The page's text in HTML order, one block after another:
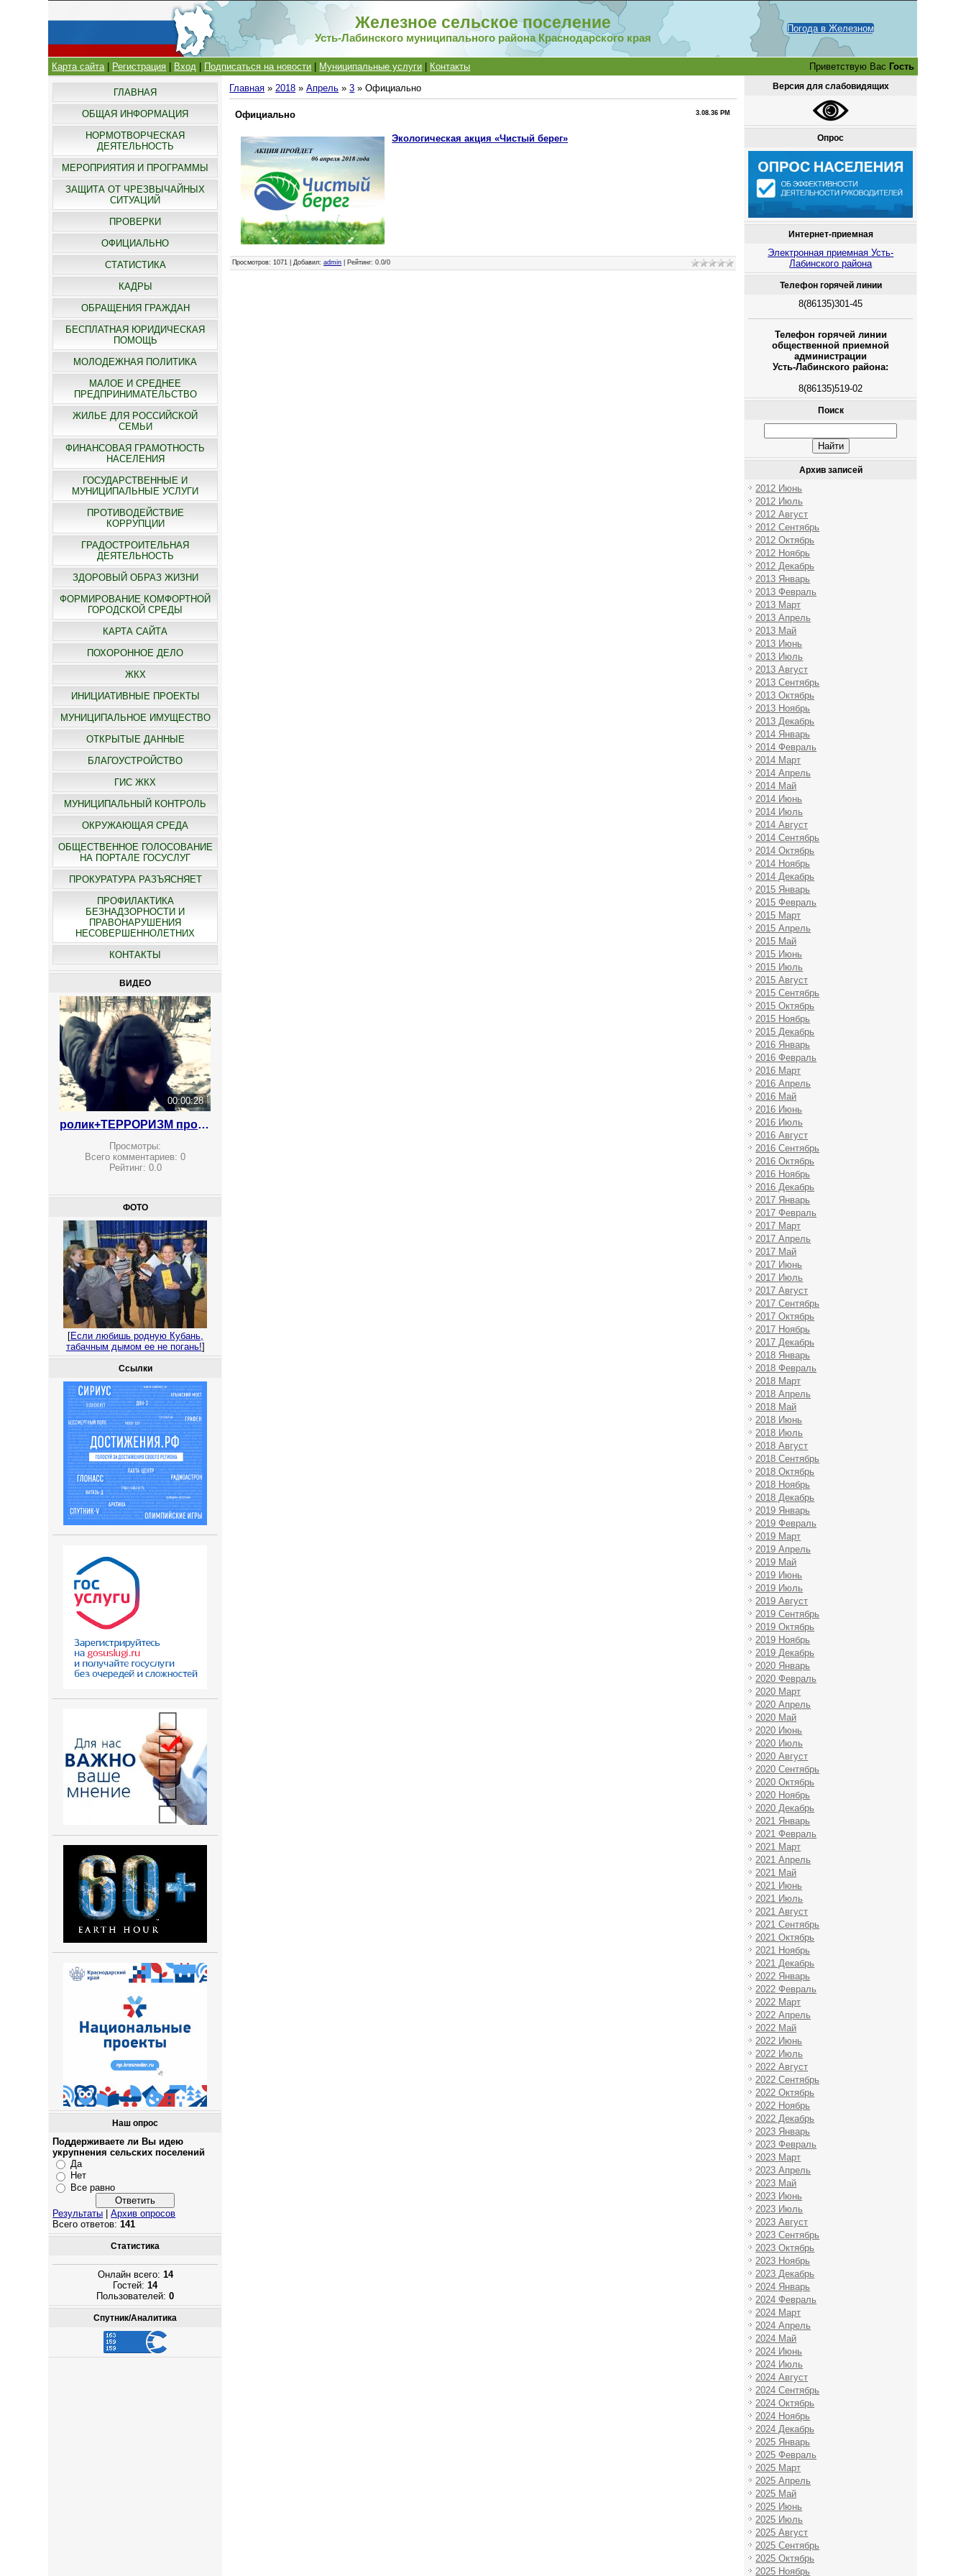
Железное сельское поселение
Усть-Лабинского муниципального района Краснодарского края
Погода в Железном
Карта сайта| Регистрация Вход Подписаться на новости Муниципальные услуги Контакты Приветствую Вас Гость
ГЛАВНАЯ
ОБЩАЯ ИНФОРМАЦИЯ
НОРМОТВОРЧЕСКАЯ
ДЕЯТЕЛЬНОСТЬ
МЕРОПРИЯТИЯ И ПРОГРАММЫ
ЗАЩИТА ОТ ЧРЕЗВЫЧАЙНЫХ
СИТУАЦИЙ
ПРОВЕРКИ
ОФИЦИАЛЬНО
СТАТИСТИКА
КАДРЫ
ОБРАЩЕНИЯ ГРАЖДАН
БЕСПЛАТНАЯ ЮРИДИЧЕСКАЯ
ПОМОЩЬ
МОЛОДЕЖНАЯ ПОЛИТИКА
МАЛОЕ И СРЕДНЕЕ
ПРЕДПРИНИМАТЕЛЬСТВО
ЖИЛЬЕ ДЛЯ РОССИЙСКОЙ
СЕМЬИ
ФИНАНСОВАЯ ГРАМОТНОСТЬ
НАСЕЛЕНИЯ
ГОСУДАРСТВЕННЫЕ И
МУНИЦИПАЛЬНЫЕ УСЛУГИ
ПРОТИВОДЕЙСТВИЕ
КОРРУПЦИИ
ГРАДОСТРОИТЕЛЬНАЯ
ДЕЯТЕЛЬНОСТЬ
ЗДОРОВЫЙ ОБРАЗ ЖИЗНИ
ФОРМИРОВАНИЕ КОМФОРТНОЙ
ГОРОДСКОЙ СРЕДЫ
КАРТА САЙТА
ПОХОРОННОЕ ДЕЛО
ЖКХ
ИНИЦИАТИВНЫЕ ПРОЕКТЫ
МУНИЦИПАЛЬНОЕ ИМУЩЕСТВО
ОТКРЫТЫЕ ДАННЫЕ
БЛАГОУСТРОЙСТВО
ГИС ЖКХ
МУНИЦИПАЛЬНЫЙ КОНТРОЛЬ
ОКРУЖАЮЩАЯ СРЕДА
ОБЩЕСТВЕННОЕ ГОЛОСОВАНИЕ
НА ПОРТАЛЕ ГОСУСЛУГ
ПРОКУРАТУРА РАЗЪЯСНЯЕТ
ПРОФИЛАКТИКА
БЕЗНАДЗОРНОСТИ И
ПРАВОНАРУШЕНИЯ
НЕСОВЕРШЕННОЛЕТНИХ
КОНТАКТЫ
ВИДЕО
00:00:28
ролик+ТЕРРОРИЗМ против вербовки
Просмотры:
Всего комментариев:0
Рейтинг: 0.0
ФОТО
[Если любишь родную Кубань,
табачным дымом ее не погань!]
Ссылки
Наш опрос
Поддерживаете ли Вы идею
укрупнения сельских поселений
Да
Нет
Все равно
Результаты |Архив опросов
Всего ответов:141
Статистика
Онлайн всего: 14
Гостей:14
Пользователей:0
Спутник/Аналитика
Главная »2018 » Апрель » 3 » Официально
3.08.36 PM
Официально
Экологическая акция «Чистый берег»
Просмотров: 1071 |Добавил:admin Рейтинг:0.0/0
Версия для слабовидящих
Опрос
Интернет-приемная
Электронная приемная Усть-
Лабинского района
Телефон горячей линии
8(86135)301-45
Телефон горячей линии
общественной приемной
администрации
Усть-Лабинского района:
8(86135)519-02
Поиск
Архив записей
2012 Июнь
2012 Июль
2012 Август
2012 Сентябрь
2012 Октябрь
2012 Ноябрь
2012 Декабрь
2013 Январь
2013 Февраль
2013 Март
2013 Апрель
2013 Май
2013 Июнь
2013 Июль
2013 Август
2013 Сентябрь
2013 Октябрь
2013 Ноябрь
2013 Декабрь
2014 Январь
2014 Февраль
2014 Март
2014 Апрель
2014 Май
2014 Июнь
2014 Июль
2014 Август
2014 Сентябрь
2014 Октябрь
2014 Ноябрь
2014 Декабрь
2015 Январь
2015 Февраль
2015 Март
2015 Апрель
2015 Май
2015 Июнь
2015 Июль
2015 Август
2015 Сентябрь
2015 Октябрь
2015 Ноябрь
2015 Декабрь
2016 Январь
2016 Февраль
2016 Март
2016 Апрель
2016 Май
2016 Июнь
2016 Июль
2016 Август
2016 Сентябрь
2016 Октябрь
2016 Ноябрь
2016 Декабрь
2017 Январь
2017 Февраль
2017 Март
2017 Апрель
2017 Май
2017 Июнь
2017 Июль
2017 Август
2017 Сентябрь
2017 Октябрь
2017 Ноябрь
2017 Декабрь
2018 Январь
2018 Февраль
2018 Март
2018 Апрель
2018 Май
2018 Июнь
2018 Июль
2018 Август
2018 Сентябрь
2018 Октябрь
2018 Ноябрь
2018 Декабрь
2019 Январь
2019 Февраль
2019 Март
2019 Апрель
2019 Май
2019 Июнь
2019 Июль
2019 Август
2019 Сентябрь
2019 Октябрь
2019 Ноябрь
2019 Декабрь
2020 Январь
2020 Февраль
2020 Март
2020 Апрель
2020 Май
2020 Июнь
2020 Июль
2020 Август
2020 Сентябрь
2020 Октябрь
2020 Ноябрь
2020 Декабрь
2021 Январь
2021 Февраль
2021 Март
2021 Апрель
2021 Май
2021 Июнь
2021 Июль
2021 Август
2021 Сентябрь
2021 Октябрь
2021 Ноябрь
2021 Декабрь
2022 Январь
2022 Февраль
2022 Март
2022 Апрель
2022 Май
2022 Июнь
2022 Июль
2022 Август
2022 Сентябрь
2022 Октябрь
2022 Ноябрь
2022 Декабрь
2023 Январь
2023 Февраль
2023 Март
2023 Апрель
2023 Май
2023 Июнь
2023 Июль
2023 Август
2023 Сентябрь
2023 Октябрь
2023 Ноябрь
2023 Декабрь
2024 Январь
2024 Февраль
2024 Март
2024 Апрель
2024 Май
2024 Июнь
2024 Июль
2024 Август
2024 Сентябрь
2024 Октябрь
2024 Ноябрь
2024 Декабрь
2025 Январь
2025 Февраль
2025 Март
2025 Апрель
2025 Май
2025 Июнь
2025 Июль
2025 Август
2025 Сентябрь
2025 Октябрь
2025 Ноябрь